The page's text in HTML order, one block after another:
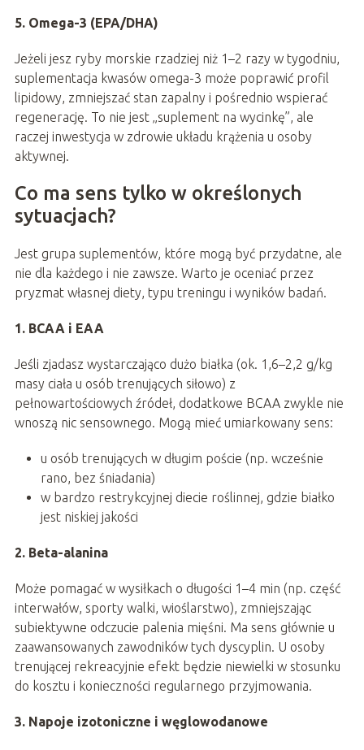
5. Omega-3 (EPA/DHA)
Jeżeli jesz ryby morskie rzadziej niż 1–2 razy w tygodniu,
suplementacja kwasów omega-3 może poprawić profil
lipidowy, zmniejszać stan zapalny i pośrednio wspierać
regenerację. To nie jest „suplement na wycinkę”, ale
raczej inwestycja w zdrowie układu krążenia u osoby
aktywnej.
Co ma sens tylko w określonych
sytuacjach?
Jest grupa suplementów, które mogą być przydatne, ale
nie dla każdego i nie zawsze. Warto je oceniać przez
pryzmat własnej diety, typu treningu i wyników badań.
1. BCAA i EAA
Jeśli zjadasz wystarczająco dużo białka (ok. 1,6–2,2 g/kg
masy ciała u osób trenujących siłowo) z
pełnowartościowych źródeł, dodatkowe BCAA zwykle nie
wnoszą nic sensownego. Mogą mieć umiarkowany sens:
u osób trenujących w długim poście (np. wcześnie
rano, bez śniadania)
w bardzo restrykcyjnej diecie roślinnej, gdzie białko
jest niskiej jakości
2. Beta-alanina
Może pomagać w wysiłkach o długości 1–4 min (np. część
interwałów, sporty walki, wioślarstwo), zmniejszając
subiektywne odczucie palenia mięśni. Ma sens głównie u
zaawansowanych zawodników tych dyscyplin. U osoby
trenującej rekreacyjnie efekt będzie niewielki w stosunku
do kosztu i konieczności regularnego przyjmowania.
3. Napoje izotoniczne i węglowodanowe